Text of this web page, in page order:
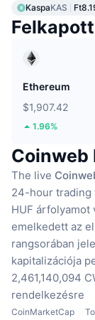
KaspaKAS
Felkapott
Ethereum
$1,907.42
1.96%
Coinweb
The live
24-hour trading
HUF
emelkedett az
rangsorában
kapitalizációja
2,461,140,094
rendelkezésre
CoinMarketCap